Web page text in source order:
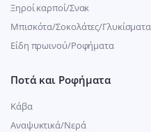
Ξηροί καρποί/Σνακ
Μπισκότα/Σοκολάτες/Γλυκίσματα
Είδη πρωινού/Ροφήματα
Ποτά και Ροφήματα
Κάβα
Αναψυκτικά/Νερά